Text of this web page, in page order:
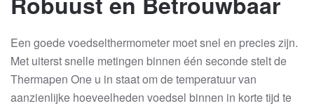
Een goede voedselthermometer moet snel en precies zijn.
Met uiterst snelle metingen binnen één seconde stelt de
Thermapen One u in staat om de temperatuur van
aanzienlijke hoeveelheden voedsel binnen in korte tijd te